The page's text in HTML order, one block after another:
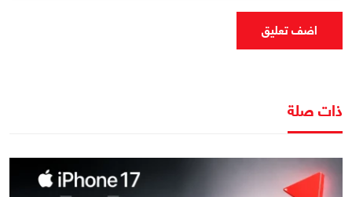
اضف تعليق
ذات صلة